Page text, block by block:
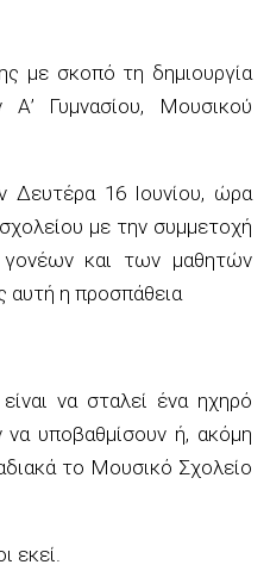
με σκοπό τη δημιουργία
Γυμνασίου, Μουσικού
Δευτέρα 16 Ιουνίου, ώρα
με την συμμετοχή
και των μαθητών
αυτή η προσπάθεια
να σταλεί ένα ηχηρό
υποβαθμίσουν ή, ακόμη
το Μουσικό Σχολείο
εκεί.